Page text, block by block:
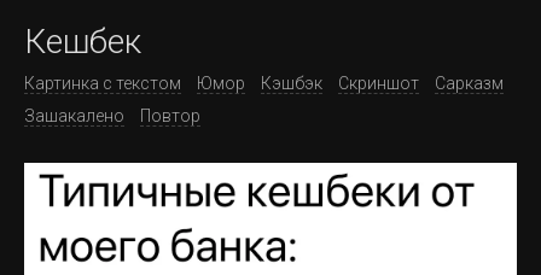
Кешбек
Картинка с текстом Юмор Кэшбэк Скриншот
Сарказм
Зашакалено
Повтор